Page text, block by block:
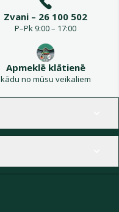
Zvani – 26 100 502
P–Pk 9:00 – 17:00
Apmeklē klātienē
kādu no mūsu veikaliem